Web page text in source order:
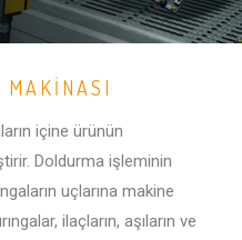
içine ürünün
Doldurma işleminin
uçlarına makine
ilaçların, aşıların ve